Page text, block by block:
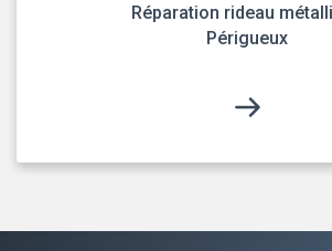
Réparation rideau
Périgueux